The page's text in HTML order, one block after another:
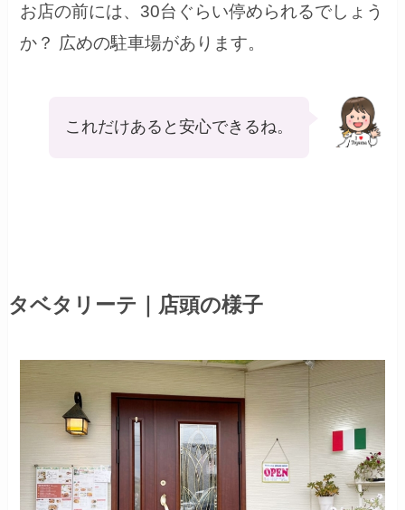
お店の前には、30台ぐらい停められるでしょう
か？ 広めの駐車場があります。
これだけあると安心できるね。
タベタリーテ｜店頭の様子